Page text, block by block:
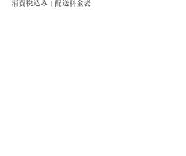
消費税込み| 配送料金表